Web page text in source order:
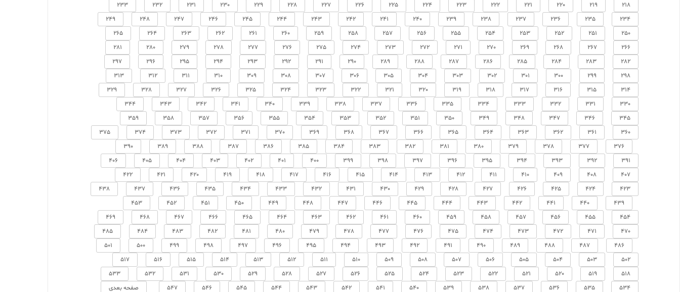
218
219
220
221
222
223
224
225
226
227
228
229
230
231
232
233
234
235
236
237
238
239
240
241
242
243
244
245
246
247
248
249
250
251
252
253
254
255
256
257
258
259
260
261
262
263
264
265
266
267
268
269
270
271
272
273
274
275
276
277
278
279
280
281
282
283
284
285
286
287
288
289
290
291
292
293
294
295
296
297
298
299
300
301
302
303
304
305
306
307
308
309
310
311
312
313
314
315
316
317
318
319
320
321
322
323
324
325
326
327
328
329
330
331
332
333
334
335
336
337
338
339
340
341
342
343
344
345
346
347
348
349
350
351
352
353
354
355
356
357
358
359
360
361
362
363
364
365
366
367
368
369
370
371
372
373
374
375
376
377
378
379
380
381
382
383
384
385
386
387
388
389
390
391
392
393
394
395
396
397
398
399
400
401
402
403
404
405
406
407
408
409
410
411
412
413
414
415
416
417
418
419
420
421
422
423
424
425
426
427
428
429
430
431
432
433
434
435
436
437
438
439
440
441
442
443
444
445
446
447
448
449
450
451
452
453
454
455
456
457
458
459
460
461
462
463
464
465
466
467
468
469
470
471
472
473
474
475
476
477
478
479
480
481
482
483
484
485
486
487
488
489
490
491
492
493
494
495
496
497
498
499
500
501
502
503
504
505
506
507
508
509
510
511
512
513
514
515
516
517
518
519
520
521
522
523
524
525
526
527
528
529
530
531
532
533
534
535
536
537
538
539
540
541
542
543
544
545
546
547 صفحه بعدی